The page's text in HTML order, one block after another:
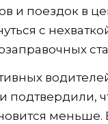
и поездок в
с
подтвердили,